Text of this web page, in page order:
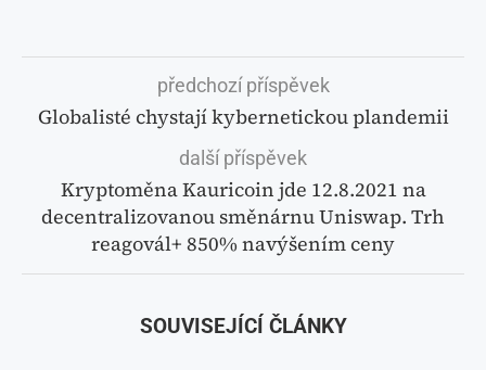
předchozí příspěvek
Globalisté chystají kybernetickou plandemii
další příspěvek
Kryptoměna Kauricoin jde 12.8.2021 na
decentralizovanou směnárnu Uniswap. Trh
reagovál+ 850% navýšením ceny
SOUVISEJÍCÍ ČLÁNKY